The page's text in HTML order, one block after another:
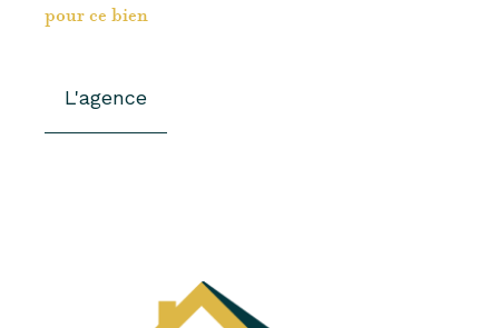
pour ce bien
L'agence